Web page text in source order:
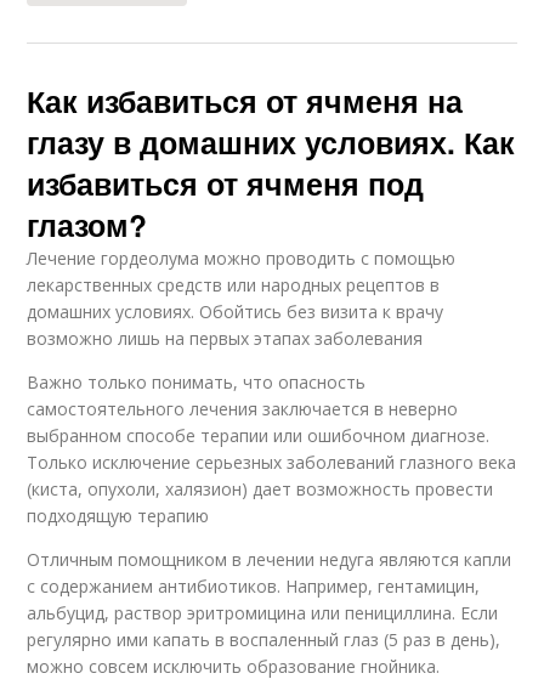
Как избавиться от ячменя на
глазу в домашних условиях. Как
избавиться от ячменя под
глазом?
Лечение гордеолума можно проводить с помощью
лекарственных средств или народных рецептов в
домашних условиях. Обойтись без визита к врачу
возможно лишь на первых этапах заболевания
Важно только понимать, что опасность
самостоятельного лечения заключается в неверно
выбранном способе терапии или ошибочном диагнозе.
Только исключение серьезных заболеваний глазного века
(киста, опухоли, халязион) дает возможность провести
подходящую терапию
Отличным помощником в лечении недуга являются капли
с содержанием антибиотиков. Например, гентамицин,
альбуцид, раствор эритромицина или пенициллина. Если
регулярно ими капать в воспаленный глаз (5 раз в день),
можно совсем исключить образование гнойника.